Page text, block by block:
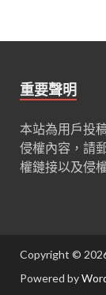
重要聲明
本站為用戶投
侵權內容，請
權鏈接以及侵
Copyright ©
Powered by